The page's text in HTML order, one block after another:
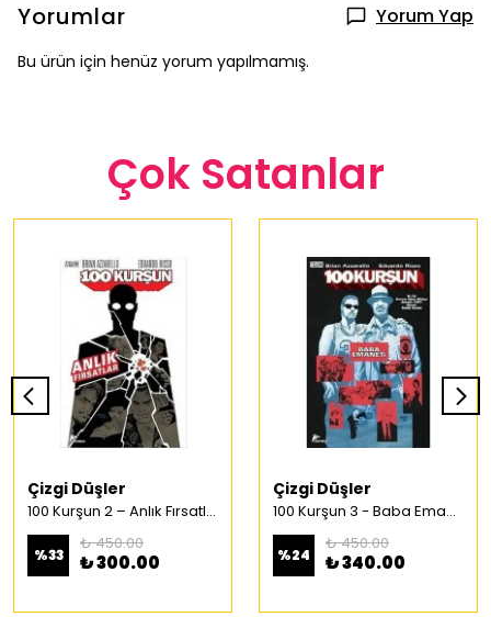
Yorumlar Yorum Yap
Bu ürün için henüz yorum yapılmamış.
Çok Satanlar
Çizgi Düşler
100 Kurşun 2 – Anlık Fırsatlar Türkçe Çizgi Roman
%33
₺ 450.00
₺ 300.00
Çizgi Düşler
100 Kurşun 3 - Baba Emaneti Türkçe Çizgi Roman
%24
₺ 450.00
₺ 340.00